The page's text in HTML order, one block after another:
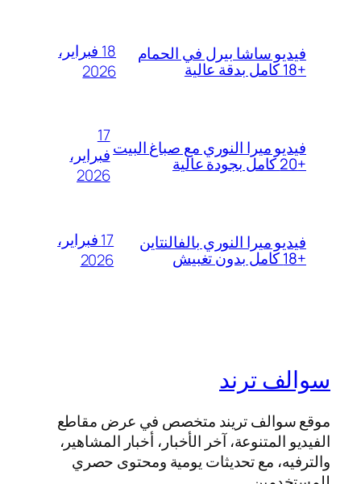
فيديو ساشا بيرل في الحمام
+18 كامل بدقة عالية
18 فبراير،
2026
فيديو ميرا النوري مع صباغ البيت
+20 كامل بجودة عالية
17
فبراير،
2026
فيديو ميرا النوري بالفالنتاين
+18 كامل بدون تغبيش
17 فبراير،
2026
سوالف ترند
موقع سوالف تريند متخصص في عرض مقاطع
الفيديو المتنوعة، آخر الأخبار، أخبار المشاهير،
والترفيه، مع تحديثات يومية ومحتوى حصري